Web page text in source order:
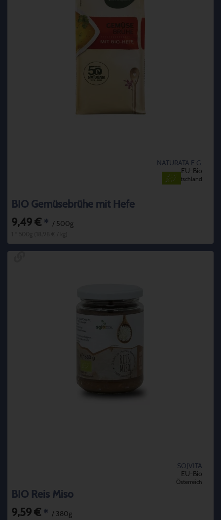
NATURATA E.G.
EU-Bio
Deutschland
BIO Gemüsebrühe mit Hefe
9,49 € * / 500g
SOJVITA
EU-Bio
Österreich
BIO Reis Miso
9,59 € * / 380g